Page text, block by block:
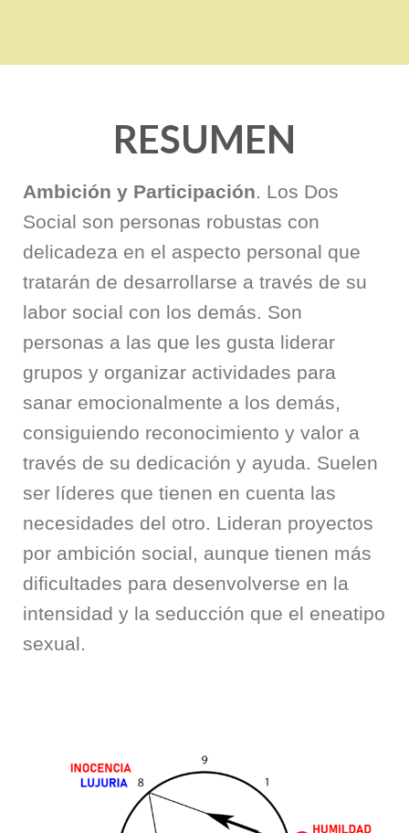
RESUMEN
Ambición y Participación. Los Dos
Social son personas robustas con
delicadeza en el aspecto personal que
tratarán de desarrollarse a través de su
labor social con los demás. Son
personas a las que les gusta liderar
grupos y organizar actividades para
sanar emocionalmente a los demás,
consiguiendo reconocimiento y valor a
través de su dedicación y ayuda. Suelen
ser líderes que tienen en cuenta las
necesidades del otro. Lideran proyectos
por ambición social, aunque tienen más
dificultades para desenvolverse en la
intensidad y la seducción que el eneatipo
sexual.